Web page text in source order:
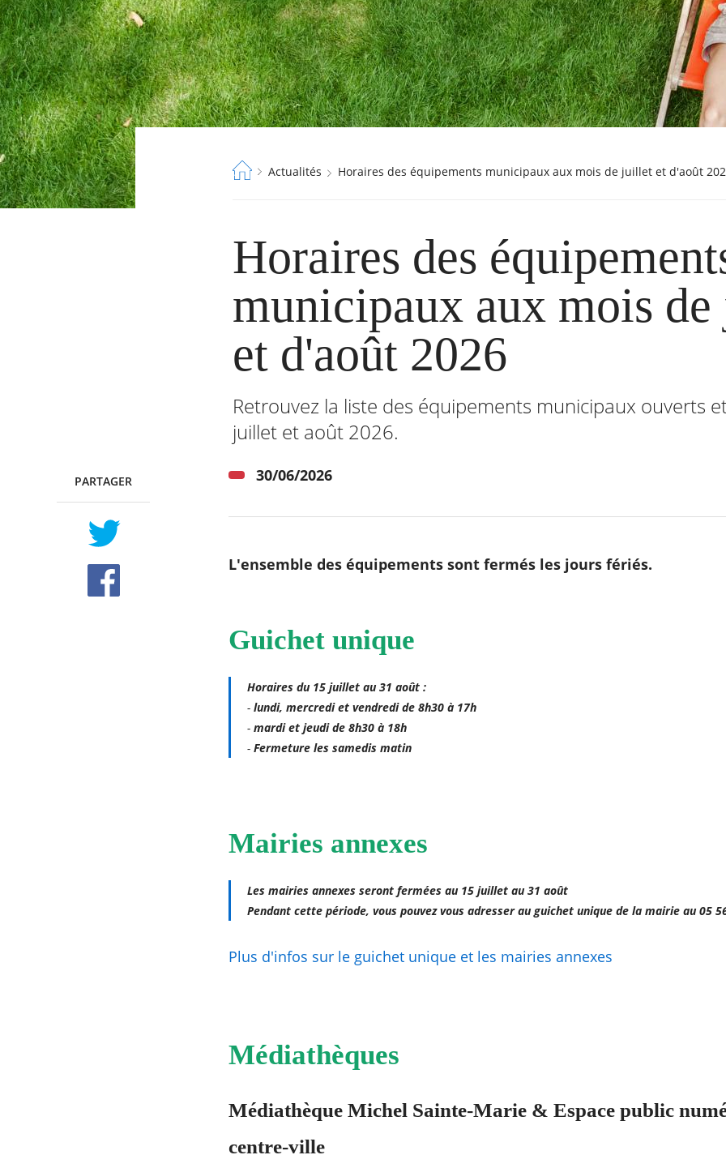
Fil
Actualités Horaires des équipements municipaux aux mois de juillet et d'août
Horaires des
municipaux aux mois
et d'août 2026
Retrouvez la liste des équipements municipaux ouverts
juillet et août 2026.
PARTAGER
TWITTER
FACEBOOK
30/06/2026
L'ensemble des équipements sont fermés les jours fériés.
Guichet unique
Horaires du 15 juillet au 31 août :
-lundi, mercredi et vendredi de 8h30 à 17h
-mardi et jeudi de 8h30 à 18h
-Fermeture les samedis matin
Mairies annexes
Les mairies annexes seront fermées au 15 juillet au 31 août
Pendant cette période, vous pouvez vous adresser au guichet unique de la mairie au 05
Plus d'infos sur le guichet unique et les mairies annexes
Médiathèques
Médiathèque Michel Sainte-Marie & Espace public
centre-ville